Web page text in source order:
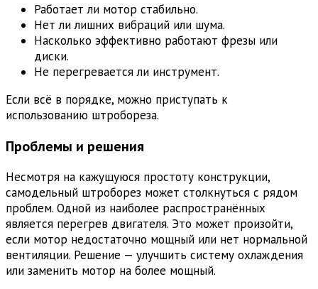
Работает ли мотор стабильно.
Нет ли лишних вибраций или шума.
Насколько эффективно работают фрезы или
диски.
Не перегревается ли инструмент.
Если всё в порядке, можно приступать к
использованию штробореза.
Проблемы и решения
Несмотря на кажущуюся простоту конструкции,
самодельный штроборез может столкнуться с рядом
проблем. Одной из наиболее распространённых
является перегрев двигателя. Это может произойти,
если мотор недостаточно мощный или нет нормальной
вентиляции. Решение — улучшить систему охлаждения
или заменить мотор на более мощный.